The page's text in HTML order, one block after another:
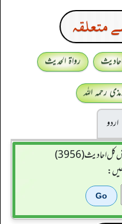
متعلقہ
رواۃ الحدیث
رحمہ اللہ
اردو
احادیث (3956)